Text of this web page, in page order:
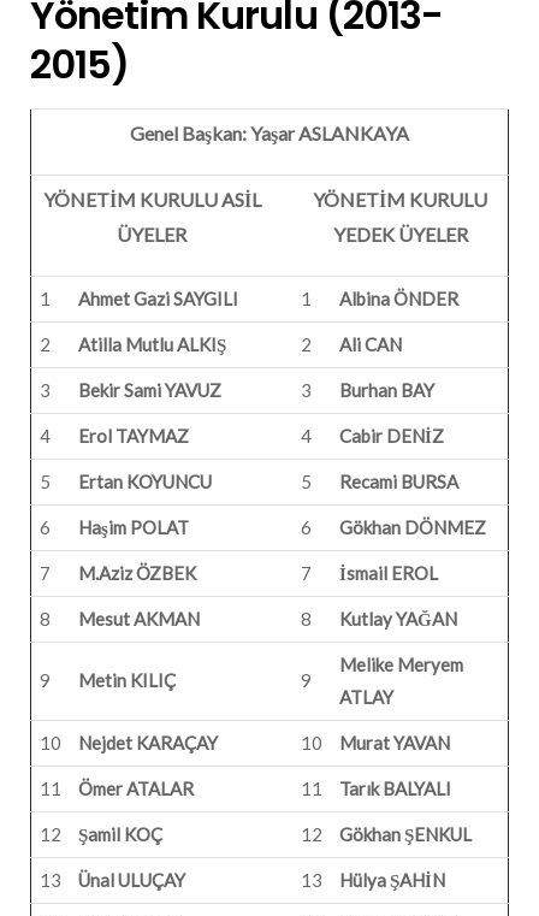
Yönetim Kurulu (2013-
2015)
Genel Başkan:Yaşar ASLANKAYA
YÖNETİM KURULU ASİL
ÜYELER
YÖNETİM KURULU
YEDEK ÜYELER
1 Ahmet Gazi SAYGILI 1 Albina ÖNDER
2 Atilla Mutlu ALKIŞ 2 Ali CAN
3 Bekir Sami YAVUZ 3 Burhan BAY
4 Erol TAYMAZ 4 Cabir DENİZ
5 Ertan KOYUNCU 5 Recami BURSA
6 Haşim POLAT 6 Gökhan DÖNMEZ
7 M.Aziz ÖZBEK 7 İsmail EROL
8 Mesut AKMAN 8 Kutlay YAĞAN
9 Metin KILIÇ 9
Melike Meryem
ATLAY
10 Nejdet KARAÇAY 10 Murat YAVAN
11 Ömer ATALAR 11 Tarık BALYALI
12 Şamil KOÇ 12 Gökhan ŞENKUL
13 Ünal ULUÇAY 13 Hülya ŞAHİN